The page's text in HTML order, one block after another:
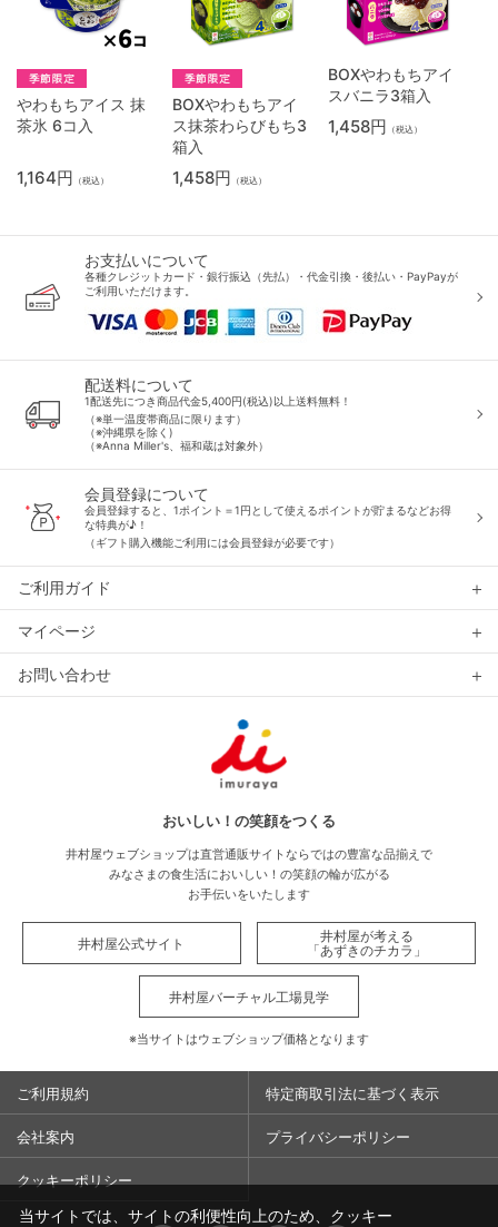
やわもちアイス 抹
茶氷 6コ入
1,164円 （税込）
BOXやわもちアイ
ス抹茶わらびもち3
箱入
1,458円 （税込）
BOXやわもちアイ
スバニラ3箱入
1,458円 （税込）
お支払いについて
各種クレジットカード・銀行振込（先払）・代金引換・後払い・PayPayが
ご利用いただけます。
配送料について
1配送先につき商品代金5,400円(税込)以上送料無料！
（※単一温度帯商品に限ります）
（※沖縄県を除く)
（※Anna Miller's、福和蔵は対象外）
会員登録について
会員登録すると、1ポイント＝1円として使えるポイントが貯まるなどお得
な特典が♪！
（ギフト購入機能ご利用には会員登録が必要です）
ご利用ガイド
マイページ
お問い合わせ
おいしい！の笑顔をつくる
井村屋ウェブショップは直営通販サイトならではの豊富な品揃えで
みなさまの食生活においしい！の笑顔の輪が広がる
お手伝いをいたします
井村屋公式サイト
井村屋が考える
「あずきのチカラ」
井村屋バーチャル工場見学
※当サイトはウェブショップ価格となります
ご利用規約 特定商取引法に基づく表示
会社案内 プライバシーポリシー
クッキーポリシー
当サイトでは、サイトの利便性向上のため、クッキー